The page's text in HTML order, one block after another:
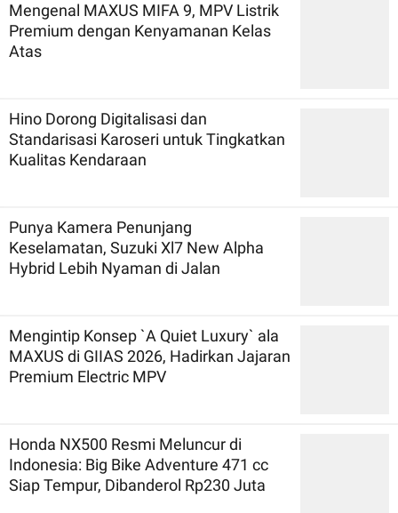
Mengenal MAXUS MIFA 9, MPV Listrik
Premium dengan Kenyamanan Kelas
Atas
Hino Dorong Digitalisasi dan
Standarisasi Karoseri untuk Tingkatkan
Kualitas Kendaraan
Punya Kamera Penunjang
Keselamatan, Suzuki Xl7 New Alpha
Hybrid Lebih Nyaman di Jalan
Mengintip Konsep `A Quiet Luxury` ala
MAXUS di GIIAS 2026, Hadirkan Jajaran
Premium Electric MPV
Honda NX500 Resmi Meluncur di
Indonesia: Big Bike Adventure 471 cc
Siap Tempur, Dibanderol Rp230 Juta